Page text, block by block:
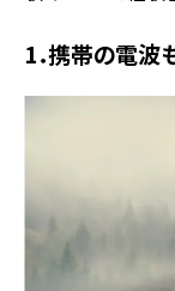
1．携帯の電